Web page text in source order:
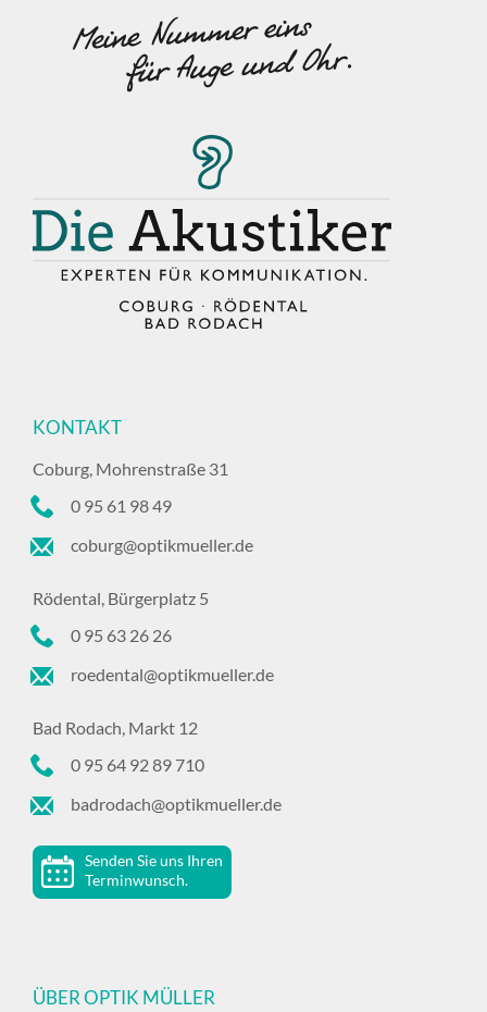
KONTAKT
Coburg, Mohrenstraße 31
0 95 61 98 49
coburg@optikmueller.de
Rödental, Bürgerplatz 5
0 95 63 26 26
roedental@optikmueller.de
Bad Rodach, Markt 12
0 95 64 92 89 710
badrodach@optikmueller.de
Senden Sie uns Ihren
Terminwunsch.
ÜBER OPTIK MÜLLER